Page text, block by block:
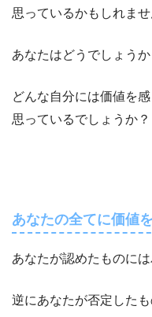
思っているかもしれませ
あなたはどうでしょうか
どんな自分には価値を
思っているでしょうか？
あなたの全てに価値
あなたが認めたものには
逆にあなたが否定した